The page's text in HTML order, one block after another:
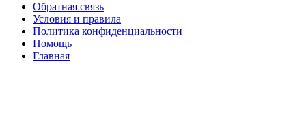
Обратная связь
Условия и правила
Политика конфиденциальности
Помощь
Главная